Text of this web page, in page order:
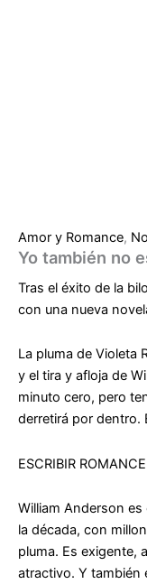
Amor y Romance,
Yo también no
Tras el éxito de la
con una nueva
La pluma de Violeta
y el tira y afloja de
minuto cero, pero
derretirá por dentro.
ESCRIBIR
William Anderson
la década, con
pluma. Es exigente,
atractivo. Y también